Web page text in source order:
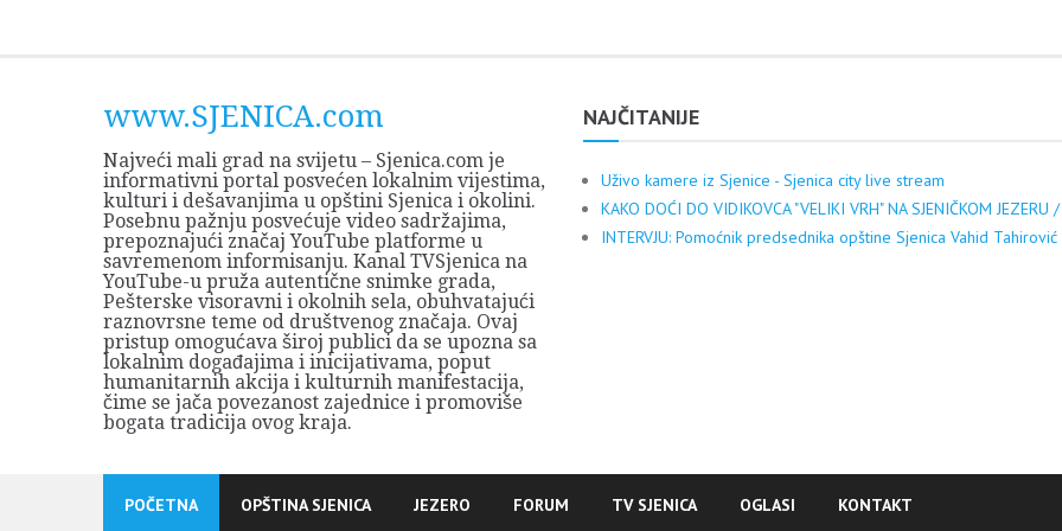
www.SJENICA.com
Najveći mali grad na svijetu – Sjenica.com je
informativni portal posvećen lokalnim vijestima,
kulturi i dešavanjima u opštini Sjenica i okolini.
Posebnu pažnju posvećuje video sadržajima,
prepoznajući značaj YouTube platforme u
savremenom informisanju. Kanal TVSjenica na
YouTube-u pruža autentične snimke grada,
Pešterske visoravni i okolnih sela, obuhvatajući
raznovrsne teme od društvenog značaja. Ovaj
pristup omogućava široj publici da se upozna sa
lokalnim događajima i inicijativama, poput
humanitarnih akcija i kulturnih manifestacija,
čime se jača povezanost zajednice i promoviše
bogata tradicija ovog kraja.
NAJČITANIJE
Uživo kamere iz Sjenice - Sjenica city live stream
KAKO DOĆI DO VIDIKOVCA "VELIKI VRH" NA SJENIČKOM
INTERVJU: Pomoćnik predsednika opštine Sjenica Vahid Tahirović
POČETNA OPŠTINA SJENICA JEZERO FORUM TV SJENICA OGLASI KONTAKT